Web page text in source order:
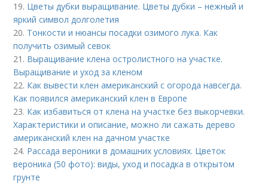
19. Цветы дубки выращивание. Цветы дубки – нежный и
яркий символ долголетия
20. Тонкости и нюансы посадки озимого лука. Как
получить озимый севок
21. Выращивание клена остролистного на участке.
Выращивание и уход за кленом
22. Как вывести клен американский с огорода навсегда.
Как появился американский клен в Европе
23. Как избавиться от клена на участке без выкорчевки.
Характеристики и описание, можно ли сажать дерево
американский клен на дачном участке
24. Рассада вероники в домашних условиях. Цветок
вероника (50 фото): виды, уход и посадка в открытом
грунте